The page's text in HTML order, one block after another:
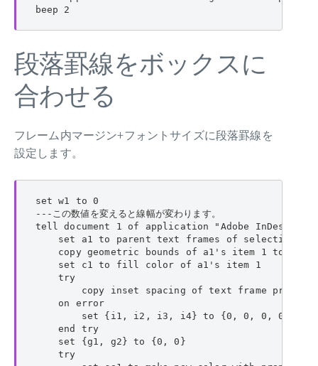
beep 2
段落罫線をボックスに
合わせる
フレーム内マージン+フォントサイズに段落罫線を
設定します。
set w1 to 0
---この数値を変えると線幅が変わります。
tell document 1 of application "Adobe InDesign
    set a1 to parent text frames of selection
copy geometric bounds of a1's item 1 to {p1,
    set c1 to fill color of a1's item 1
    try
copy inset spacing of text frame
    on error
        set {i1, i2, i3, i4} to {0, 0, 0, 0}
    end try
    set {g1, g2} to {0, 0}
    try